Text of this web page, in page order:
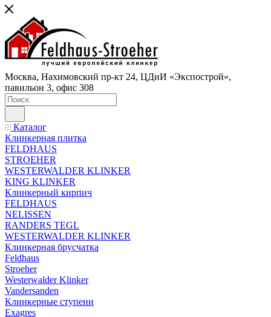
Москва, Нахимовский пр-кт 24, ЦДиИ «Экспострой»,
павильон 3, офис 308
Каталог
Клинкерная плитка
FELDHAUS
STROEHER
WESTERWALDER KLINKER
KING KLINKER
Клинкерный кирпич
FELDHAUS
NELISSEN
RANDERS TEGL
WESTERWALDER KLINKER
Клинкерная брусчатка
Feldhaus
Stroeher
Westerwalder Klinker
Vandersanden
Клинкерные ступени
Exagres